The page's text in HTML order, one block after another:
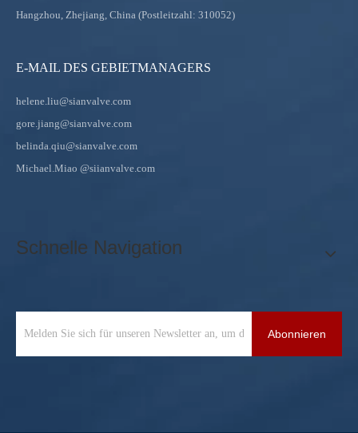
Hangzhou, Zhejiang, China (Postleitzahl: 310052)
E-MAIL DES GEBIETMANAGERS
helene.liu@sianvalve.com
gore.jiang@sianvalve.com
belinda.qiu@sianvalve.com
Michael.Miao @siianvalve.com
Schnelle Navigation
Abonnieren